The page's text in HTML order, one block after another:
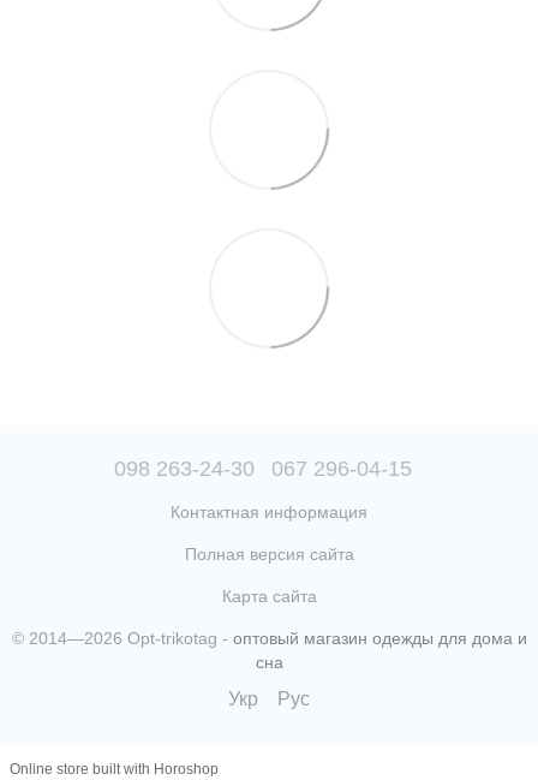
098 263-24-30 067 296-04-15
Контактная информация
Полная версия сайта
Карта сайта
© 2014—2026 Opt-trikotag - оптовый магазин одежды для дома и
сна
Укр Рус
Online store built with Horoshop